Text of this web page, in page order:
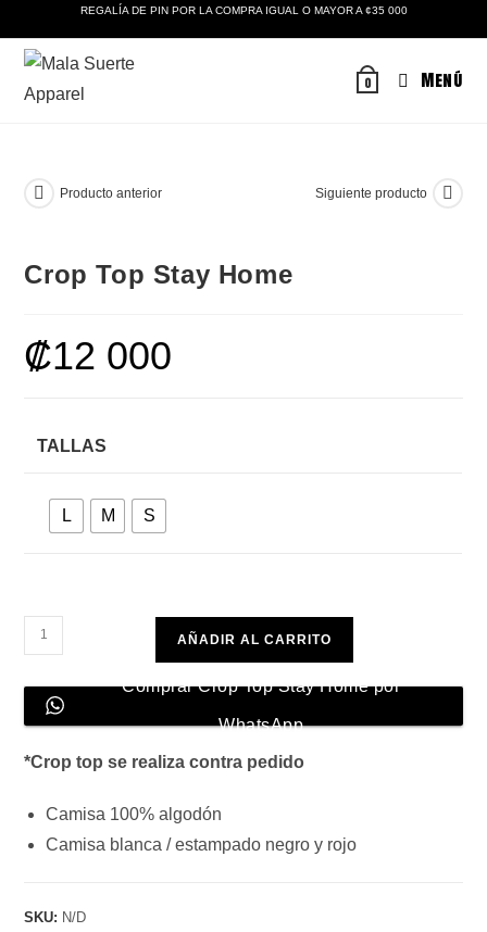
al
contenido
REGALÍA DE PIN POR LA COMPRA IGUAL O MAYOR A ¢35 000
0 Menú
Producto anterior Siguiente producto
Crop Top Stay Home
₡12 000
TALLAS
L M S
Crop
Top
Stay
Home
AÑADIR AL CARRITO
Comprar Crop Top Stay Home por
WhatsApp
*Crop top se realiza contra pedido
Camisa 100% algodón
Camisa blanca / estampado negro y rojo
SKU: N/D